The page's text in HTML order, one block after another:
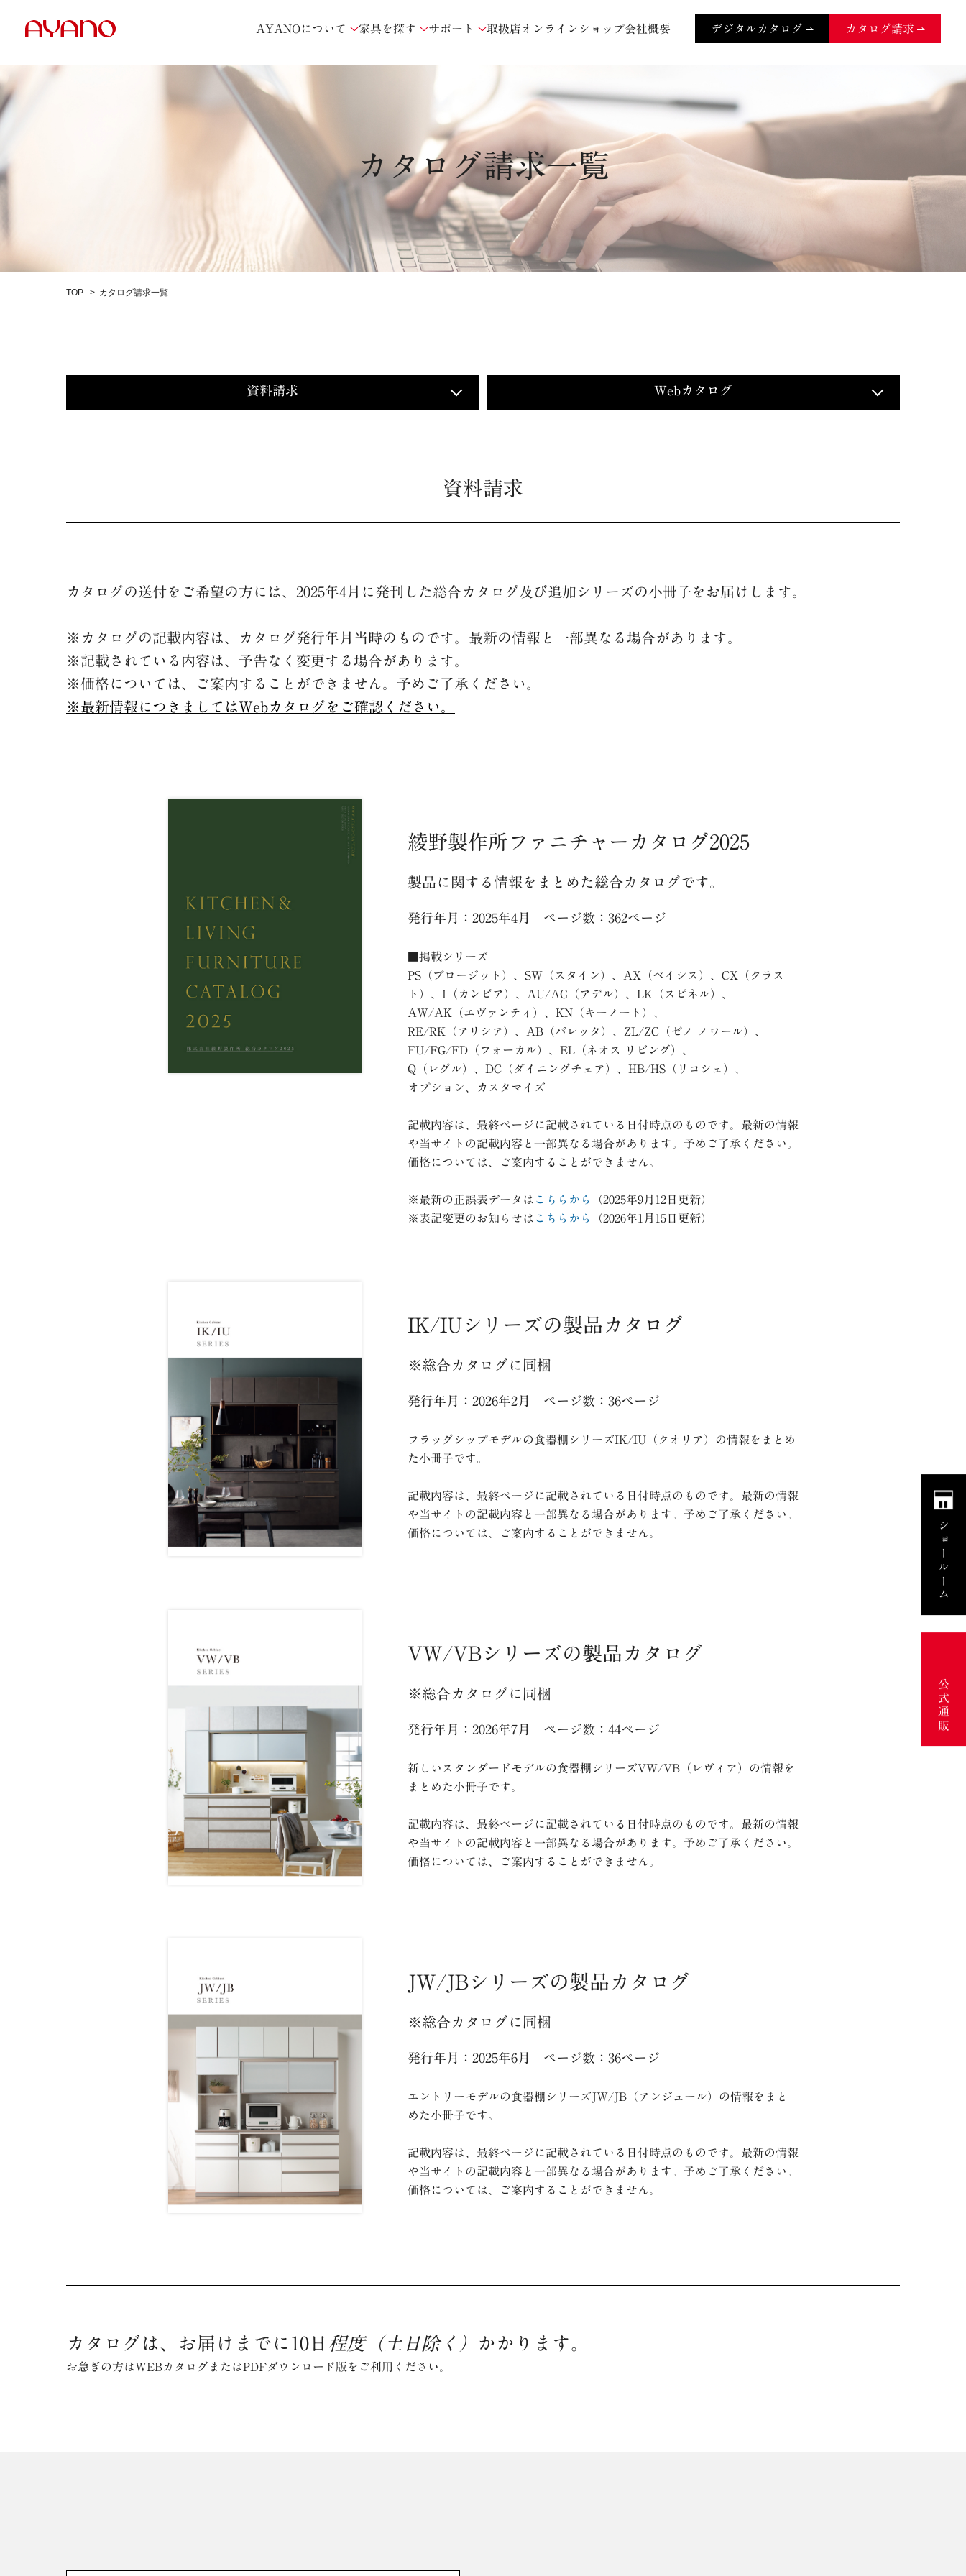
AYANOについて 家具を探す サポート 取扱店 オンラインショップ会社概要 デジタルカタログ カタログ請求
カタログ請求一覧
TOP カタログ請求一覧
資料請求 Webカタログ
資料請求
カタログの送付をご希望の方には、2025年4月に発刊した総合カタログ及び追加シリーズの小冊子をお届けします。
※カタログの記載内容は、カタログ発行年月当時のものです。最新の情報と一部異なる場合があります。
※記載されている内容は、予告なく変更する場合があります。
※価格については、ご案内することができません。予めご了承ください。
※最新情報につきましてはWebカタログをご確認ください。
綾野製作所ファニチャーカタログ2025
製品に関する情報をまとめた総合カタログです。
発行年月：2025年4月 ページ数：362ページ
■掲載シリーズ
PS（プロージット）、SW（スタイン）、 AX （ベイシス）、 CX （クラス
ト）、 I（カンビア）、AU/AG（アデル）、LK（スピネル）、
AW/AK（エヴァンティ）、 KN（キーノート）、
RE/RK（アリシア）、 AB（バレッタ）、 ZL/ZC（ゼノ
ノワール）、
FU/FG/FD（フォーカル）、 EL（ネオス
リビング）、
Q（レグル）、 DC（ダイニングチェア）、 HB/HS（リコシェ）、
オプション、カスタマイズ
記載内容は、最終ページに記載されている日付時点のものです。最新の情報
や当サイトの記載内容と一部異なる場合があります。予めご了承ください。
価格については、ご案内することができません。
※最新の正誤表データは こちらから
（2025年9月12日更新）
※表記変更のお知らせは こちらから （2026年1月15日更新）
IK/IUシリーズの製品カタログ
※総合カタログに同梱
発行年月：2026年2月 ページ数：36ページ
フラッグシップモデルの食器棚シリーズIK/IU（クオリア）の情報をまとめ
た小冊子です。
記載内容は、最終ページに記載されている日付時点のものです。最新の情報
や当サイトの記載内容と一部異なる場合があります。予めご了承ください。
価格については、ご案内することができません。
VW/VBシリーズの製品カタログ
※総合カタログに同梱
発行年月：2026年7月 ページ数：44ページ
新しいスタンダードモデルの食器棚シリーズVW/VB（レヴィア）の情報を
まとめた小冊子です。
記載内容は、最終ページに記載されている日付時点のものです。最新の情報
や当サイトの記載内容と一部異なる場合があります。予めご了承ください。
価格については、ご案内することができません。
JW/JBシリーズの製品カタログ
※総合カタログに同梱
発行年月：2025年6月 ページ数：36ページ
エントリーモデルの食器棚シリーズJW/JB（アンジュール）の情報をまと
めた小冊子です。
記載内容は、最終ページに記載されている日付時点のものです。最新の情報
や当サイトの記載内容と一部異なる場合があります。予めご了承ください。
価格については、ご案内することができません。
カタログは、お届けまでに10日 程度（土日除く） かかります。
お急ぎの方はWEBカタログまたはPDFダウンロード版をご利用ください。
ショールーム
公式通販